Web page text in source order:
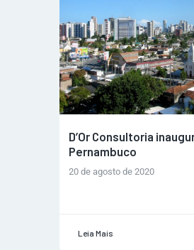
D’Or Consultoria
Pernambuco
20 de agosto de 2020
Leia Mais